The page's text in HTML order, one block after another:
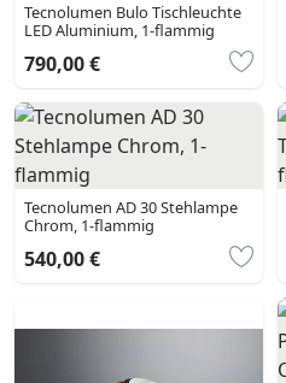
Tecnolumen Bulo Tischleuchte
LED Aluminium, 1-flammig
790,00 €
Tecnolumen AD 30 Stehlampe
Chrom, 1-flammig
540,00 €